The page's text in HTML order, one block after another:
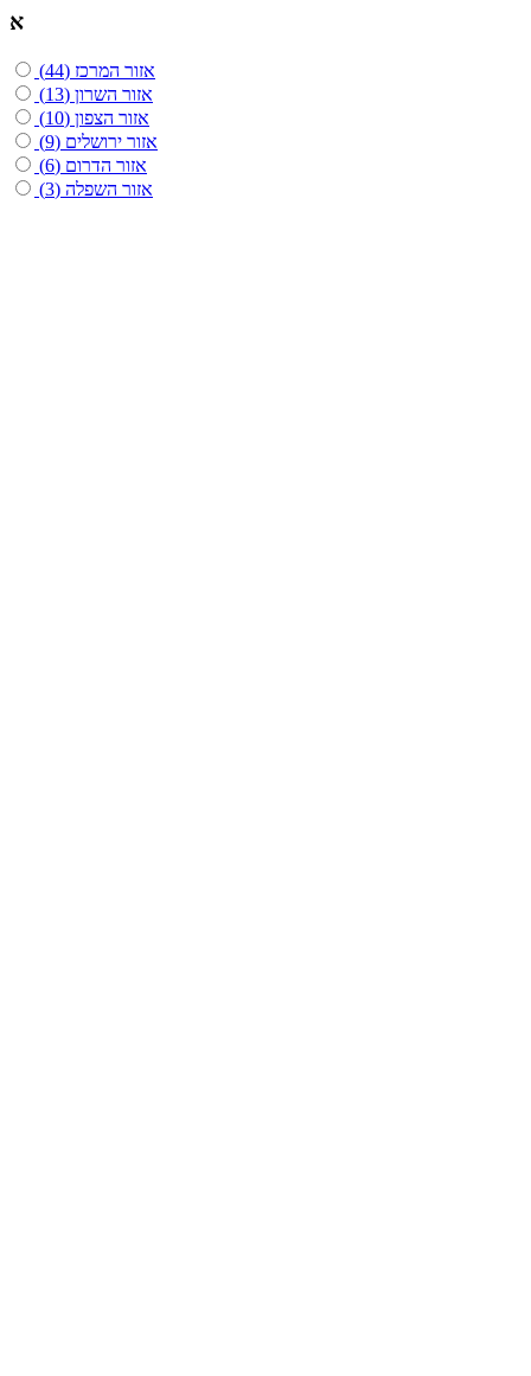
א
אזור המרכז (44)
אזור השרון (13)
אזור הצפון (10)
אזור ירושלים (9)
אזור הדרום (6)
אזור השפלה (3)